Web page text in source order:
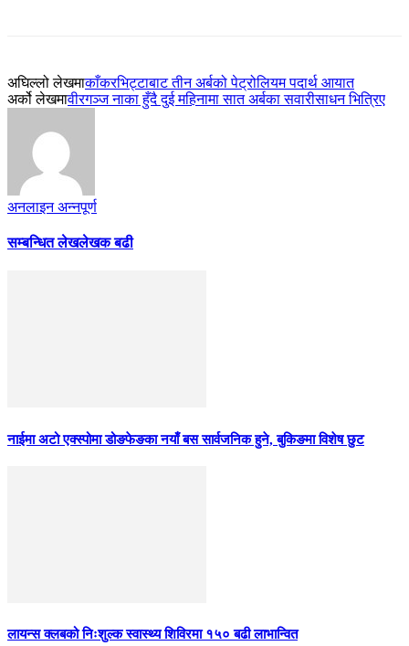
अघिल्लो लेखमाकाँकरभिट्टाबाट तीन अर्बको पेट्रोलियम पदार्थ आयात
अर्को लेखमावीरगञ्ज नाका हुँदै दुई महिनामा सात अर्बका सवारीसाधन भित्रिए
अनलाइन अन्नपूर्ण
सम्बन्धित लेखलेखक बढी
नाईमा अटो एक्स्पोमा डोङफेङका नयाँ बस सार्वजनिक हुने, बुकिङमा विशेष छुट
लायन्स क्लबको निःशुल्क स्वास्थ्य शिविरमा १५० बढी लाभान्वित